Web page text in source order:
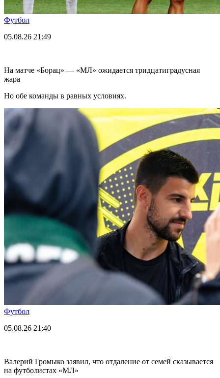
Футбол
05.08.26 21:49
На матче «Борац» — «МЛ» ожидается тридцатиградусная
жара
Но обе команды в равных условиях.
Футбол
05.08.26 21:40
Валерий Громыко заявил, что отдаление от семей сказывается
на футболистах «МЛ»